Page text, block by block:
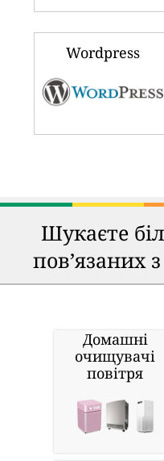
Wordpress
Шукаєте
пов’язаних
Домашні
очищувачі
повітря